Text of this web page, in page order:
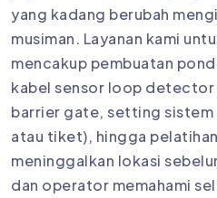
yang kadang berubah
musiman. Layanan kami
mencakup pembuatan
kabel sensor loop detector
barrier gate, setting sistem
atau tiket), hingga
meninggalkan lokasi
dan operator memahami